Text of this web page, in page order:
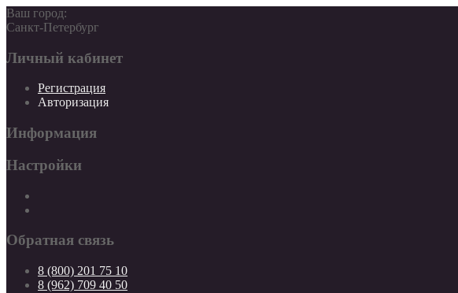
Ваш город:
Санкт-Петербург
Личный кабинет
Регистрация
Авторизация
Информация
Настройки
Обратная связь
8 (800) 201 75 10
8 (962) 709 40 50